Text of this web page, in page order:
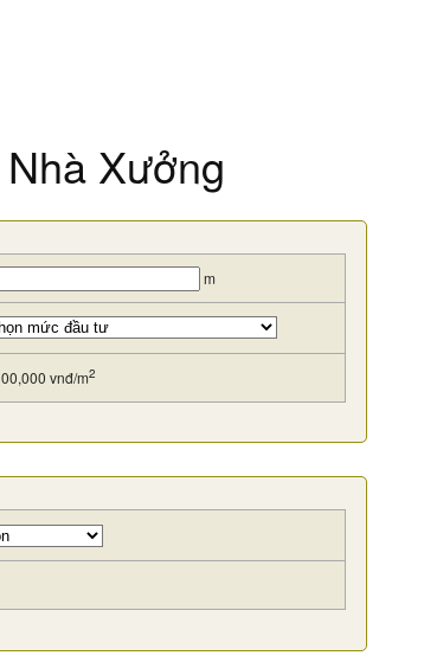
Xưởng
m
vnđ/m2